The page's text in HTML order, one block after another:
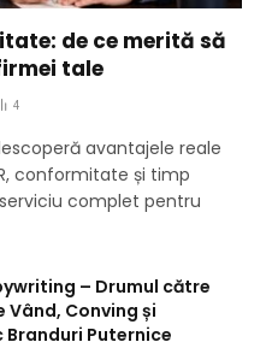
de ce merită să
tale
4
avantajele reale
conformitate și timp
complet pentru
– Drumul către
Vând, Conving și
Branduri Puternice